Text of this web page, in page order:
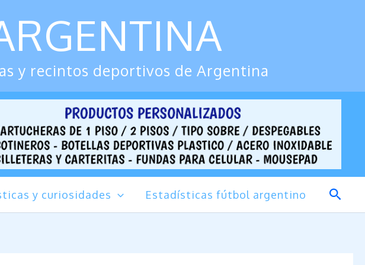
y recintos deportivos de Argentina
y curiosidades Estadísticas fútbol argentino